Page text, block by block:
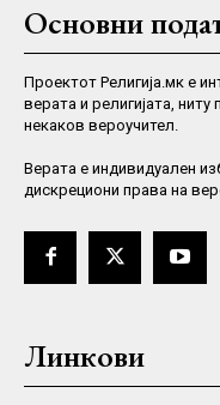
Основни
Проектот Религија.мк е
верата и религијата,
некаков вероучител.
Верaта е индивидуален
дискрециони права на
Линкови